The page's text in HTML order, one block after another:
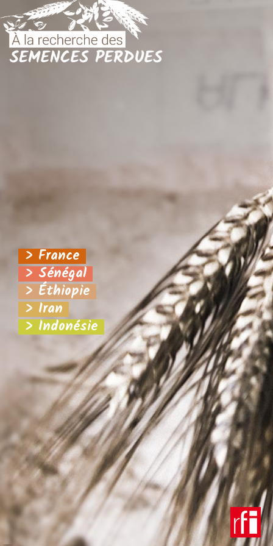
> France
> Sénégal
> Éthiopie
> Iran
> Indonésie